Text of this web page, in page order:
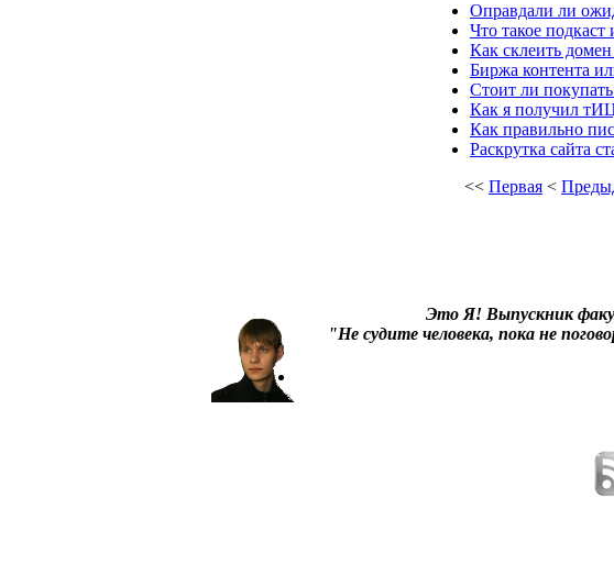
Оправдали ли
Что такое подкаст
Как склеить
Биржа контента
Стоит ли
Как я получил
Как правильно
Раскрутка сайта
<< Первая <
Это Я! Выпускник
"Не судите человека, пока не